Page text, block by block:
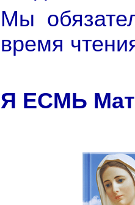
Мы
время
Я ЕСМЬ